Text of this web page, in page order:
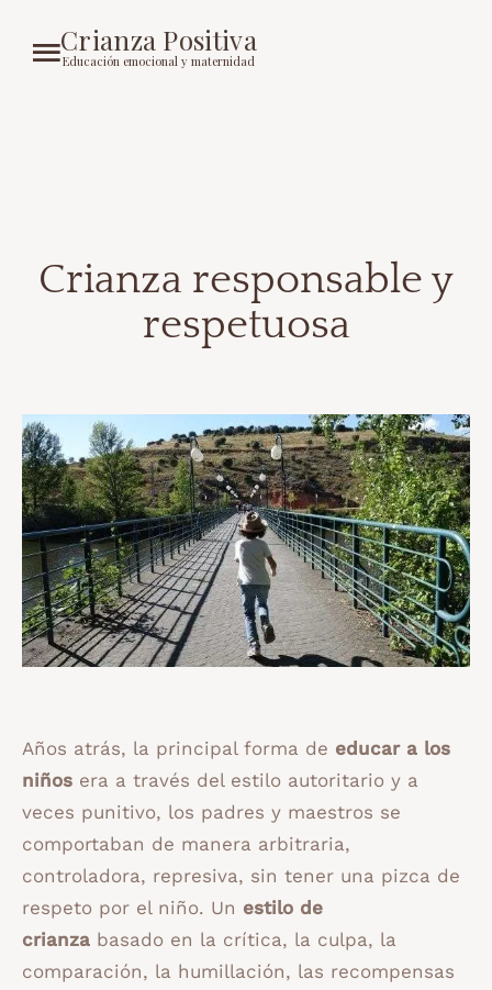
Crianza Positiva
Educación emocional y maternidad
Crianza responsable y
respetuosa
Años atrás, la principal forma de educar a los
niños era a través del estilo autoritario y a
veces punitivo, los padres y maestros se
comportaban de manera arbitraria,
controladora, represiva, sin tener una pizca de
respeto por el niño. Un estilo de
crianza basado en la crítica, la culpa, la
comparación, la humillación, las recompensas